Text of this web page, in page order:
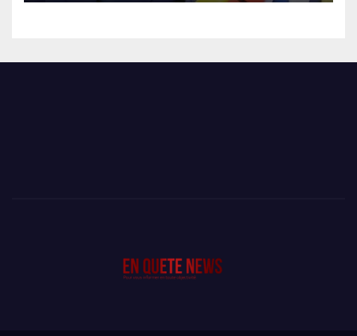
L’AUDITORAT MILITAIRE